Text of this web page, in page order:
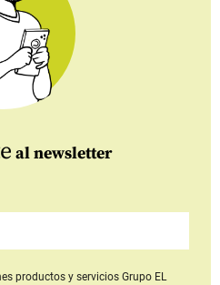
al newsletter
productos y serviciosGrupo EL